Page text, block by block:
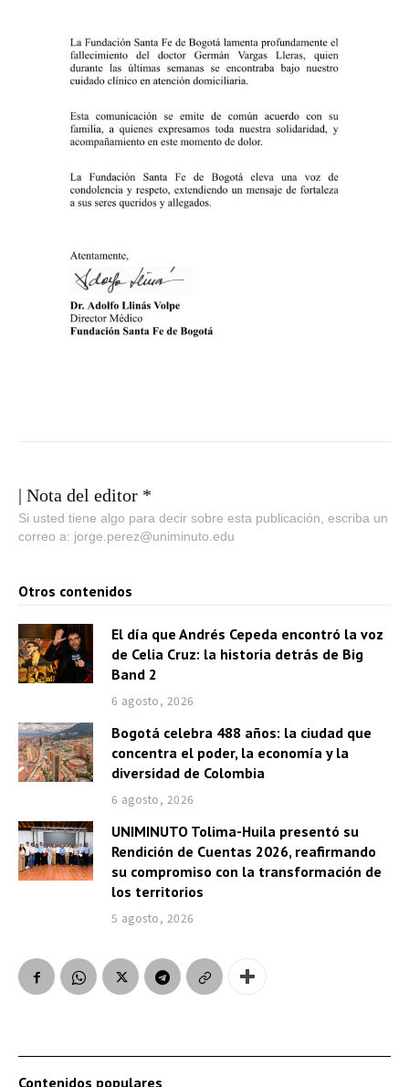
| Nota del editor *
Si usted tiene algo para decir sobre esta publicación, escriba un
correo a: jorge.perez@uniminuto.edu
Otros contenidos
El día que Andrés Cepeda encontró la voz
de Celia Cruz: la historia detrás de Big
Band 2
6 agosto, 2026
Bogotá celebra 488 años: la ciudad que
concentra el poder, la economía y la
diversidad de Colombia
6 agosto, 2026
UNIMINUTO Tolima-Huila presentó su
Rendición de Cuentas 2026, reafirmando
su compromiso con la transformación de
los territorios
5 agosto, 2026
Contenidos populares